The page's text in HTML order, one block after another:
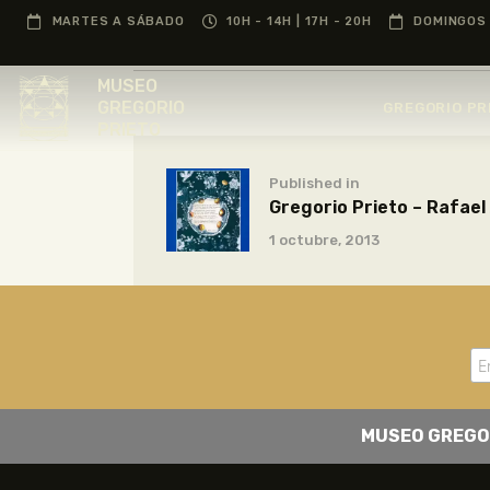
MARTES A SÁBADO 10H - 14H | 17H - 20H
MUSEO
Published in
Gregorio Prieto –
1 octubre, 2013
MUSEO